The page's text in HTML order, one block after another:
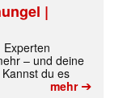
|
Experten
– und deine
du es
mehr➔